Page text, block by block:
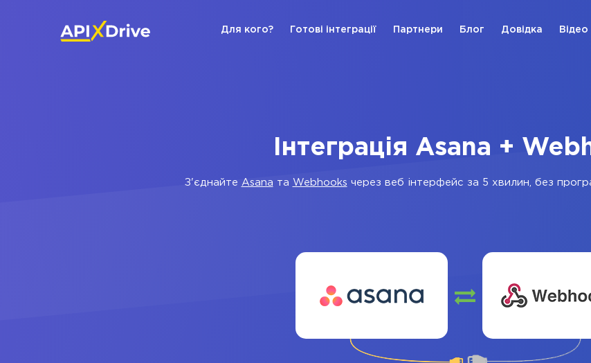
Для кого? Готові інтеграції Партнери Блог Довідка Відео
Інтеграція Asana +
З'єднайте Asana та Webhooks через веб інтерфейс за 5 хвилин, без